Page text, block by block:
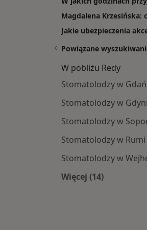
Magdalena Krzesińska:
Jakie ubezpieczenia
Powiązane
W pobliżu Redy
Stomatolodzy w
Stomatolodzy w Gdyni
Stomatolodzy w
Stomatolodzy w Rumi
Stomatolodzy w
Więcej (14)